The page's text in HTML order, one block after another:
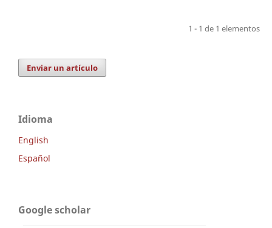
1 - 1 de 1 elementos
Enviar un artículo
Idioma
English
Español
Google scholar